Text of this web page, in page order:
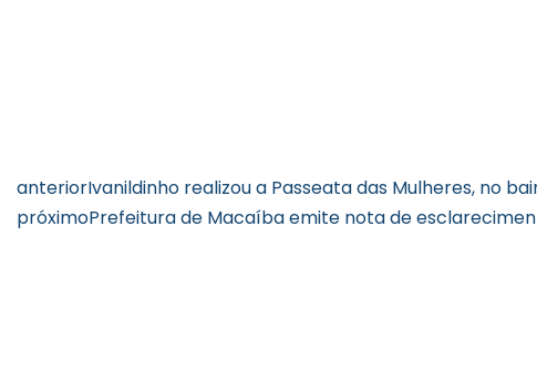
anteriorIvanildinho realizou a Passeata das Mulheres, no
próximoPrefeitura de Macaíba emite nota de